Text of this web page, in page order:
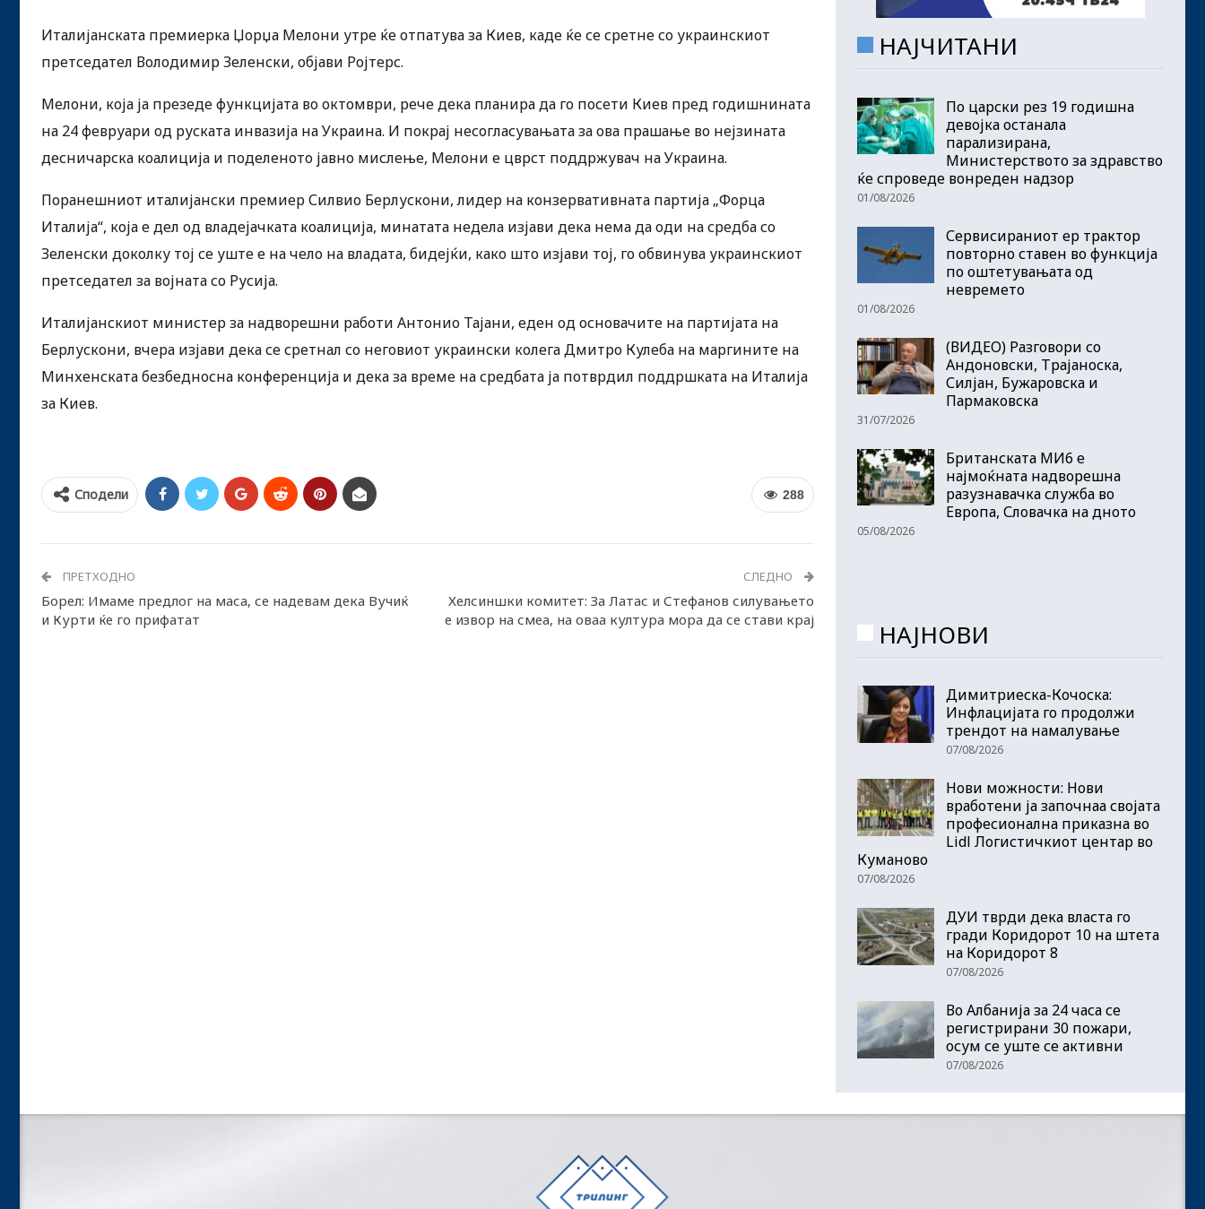
Италијанската премиерка Џорџа Мелони утре ќе отпатува за Киев, каде ќе се сретне со украинскиот
претседател Володимир Зеленски, објави Ројтерс.
Мелони, која ја презеде функцијата во октомври, рече дека планира да го посети Киев пред годишнината
на 24 февруари од руската инвазија на Украина. И покрај несогласувањата за ова прашање во нејзината
десничарска коалиција и поделеното јавно мислење, Мелони е цврст поддржувач на Украина.
Поранешниот италијански премиер Силвио Берлускони, лидер на конзервативната партија „Форца
Италија“, која е дел од владејачката коалиција, минатата недела изјави дека нема да оди на средба со
Зеленски доколку тој се уште е на чело на владата, бидејќи, како што изјави тој, го обвинува украинскиот
претседател за војната со Русија.
Италијанскиот министер за надворешни работи Антонио Тајани, еден од основачите на партијата на
Берлускони, вчера изјави дека се сретнал со неговиот украински колега Дмитро Кулеба на маргините на
Минхенската безбедносна конференција и дека за време на средбата ја потврдил поддршката на Италија
за Киев.
288
Сподели
ПРЕТХОДНО
Борел: Имаме предлог на маса, се надевам дека Вучиќ
и Курти ќе го прифатат
СЛЕДНО
Хелсиншки комитет: За Латас и Стефанов силувањето
е извор на смеа, на оваа култура мора да се стави крај
НАЈЧИТАНИ
По царски рез 19 годишна
девојка останала
парализирана,
Министерството за здравство
ќе спроведе вонреден надзор
01/08/2026
Сервисираниот ер трактор
повторно ставен во функција
по оштетувањата од
невремето
01/08/2026
(ВИДЕО) Разговори со
Андоновски, Трајаноска,
Силјан, Бужаровска и
Пармаковска
31/07/2026
Британската МИ6 е
најмоќната надворешна
разузнавачка служба во
Европа, Словачка на дното
05/08/2026
НАЈНОВИ
Димитриеска-Кочоска:
Инфлацијата го продолжи
трендот на намалување
07/08/2026
Нови можности: Нови
вработени ја започнаа својата
професионална приказна во
Lidl Логистичкиот центар во
Куманово
07/08/2026
ДУИ тврди дека власта го
гради Коридорот 10 на штета
на Коридорот 8
07/08/2026
Во Албанија за 24 часа се
регистрирани 30 пожари,
осум се уште се активни
07/08/2026